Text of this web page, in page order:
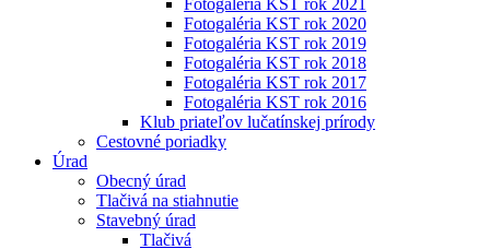
Fotogaléria KST rok 2021
Fotogaléria KST rok 2020
Fotogaléria KST rok 2019
Fotogaléria KST rok 2018
Fotogaléria KST rok 2017
Fotogaléria KST rok 2016
Klub priateľov lučatínskej prírody
Cestovné poriadky
Úrad
Obecný úrad
Tlačivá na stiahnutie
Stavebný úrad
Tlačivá